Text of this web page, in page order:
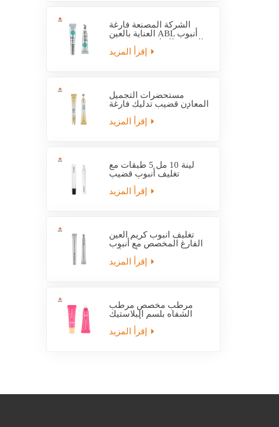
الشركة المصنعة فارغة
العناية بالعين ABL أنبوب
التعبئة والتغليف مع قضيب
التدليك
مستحضرات التجميل
المعادن قضيب تدليك فارغة
كريم أنبوب التعبئة والتغليف
لينة 10 مل 5 طبقات مع
تغليف أنبوب قضيب
تغليف أنبوب كريم العين
الفارغ المخصص مع أنبوب
قضيب كهربائي
مرطب مخصص مرطب
الشفاه بلسم البلاستيك
فارغة ضغط أنبوب مع
قضيب